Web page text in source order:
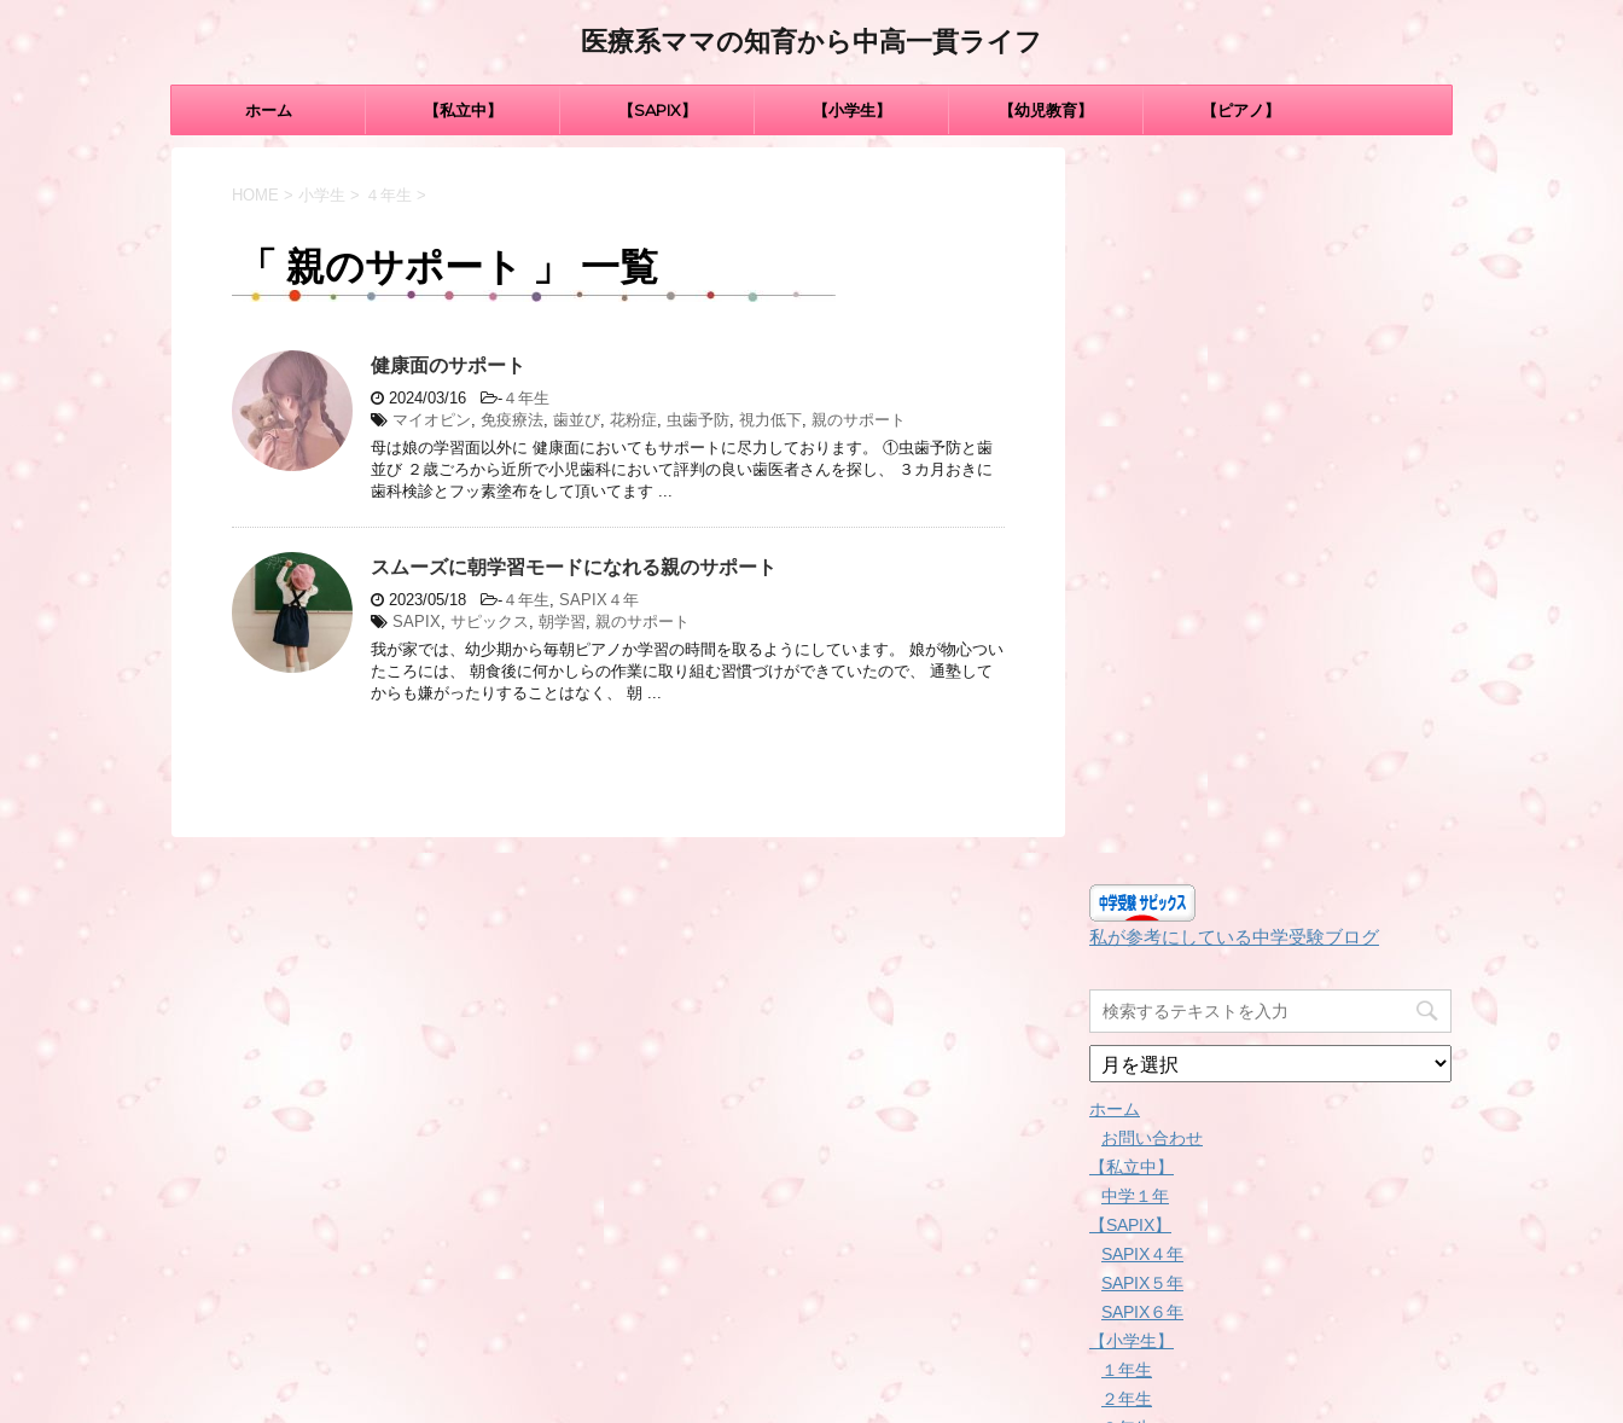
医療系ママの知育から中高一貫ライフ
ホーム 【私立中】 【SAPIX】 【小学生】 【幼児教育】 【ピアノ】
HOME > 小学生 > ４年生 >
「 親のサポート 」 一覧
健康面のサポート
2024/03/16 - ４年生
マイオピン, 免疫療法, 歯並び, 花粉症, 虫歯予防, 視力低下, 親のサポート
母は娘の学習面以外に 健康面においてもサポートに尽力しております。 ①虫歯予防と歯
並び ２歳ごろから近所で小児歯科において評判の良い歯医者さんを探し、 ３カ月おきに
歯科検診とフッ素塗布をして頂いてます ...
スムーズに朝学習モードになれる親のサポート
2023/05/18 - ４年生, SAPIX４年
SAPIX, サピックス , 朝学習, 親のサポート
我が家では、幼少期から毎朝ピアノか学習の時間を取るようにしています。 娘が物心つい
たころには、 朝食後に何かしらの作業に取り組む習慣づけができていたので、 通塾して
からも嫌がったりすることはなく、 朝 ...
私が参考にしている中学受験ブログ
月
別
ホーム
お問い合わせ
【私立中】
中学１年
【SAPIX】
SAPIX４年
SAPIX５年
SAPIX６年
【小学生】
１年生
２年生